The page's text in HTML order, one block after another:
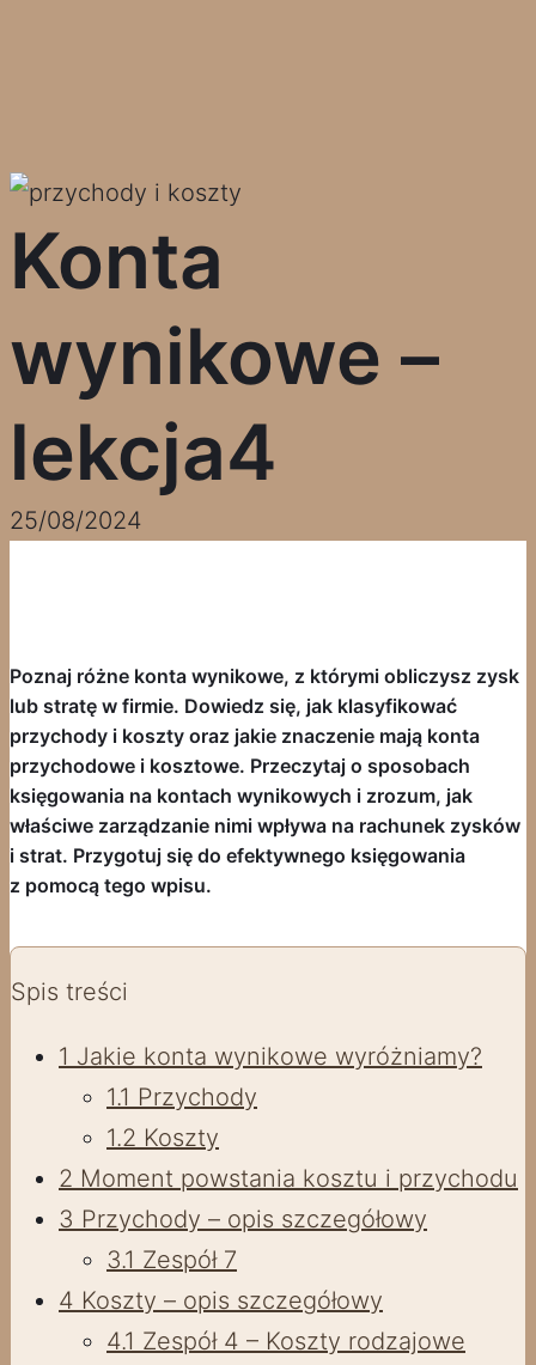
Konta
wynikowe –
lekcja4
25/08/2024
Poznaj różne konta wynikowe, z którymi obliczysz zysk
lub stratę w firmie. Dowiedz się, jak klasyfikować
przychody i koszty oraz jakie znaczenie mają konta
przychodowe i kosztowe. Przeczytaj o sposobach
księgowania na kontach wynikowych i zrozum, jak
właściwe zarządzanie nimi wpływa na rachunek zysków
i strat. Przygotuj się do efektywnego księgowania
z pomocą tego wpisu.
Spis treści
1 Jakie konta wynikowe wyróżniamy?
1.1 Przychody
1.2 Koszty
2 Moment powstania kosztu i przychodu
3 Przychody – opis szczegółowy
3.1 Zespół 7
4 Koszty – opis szczegółowy
4.1 Zespół 4 – Koszty rodzajowe